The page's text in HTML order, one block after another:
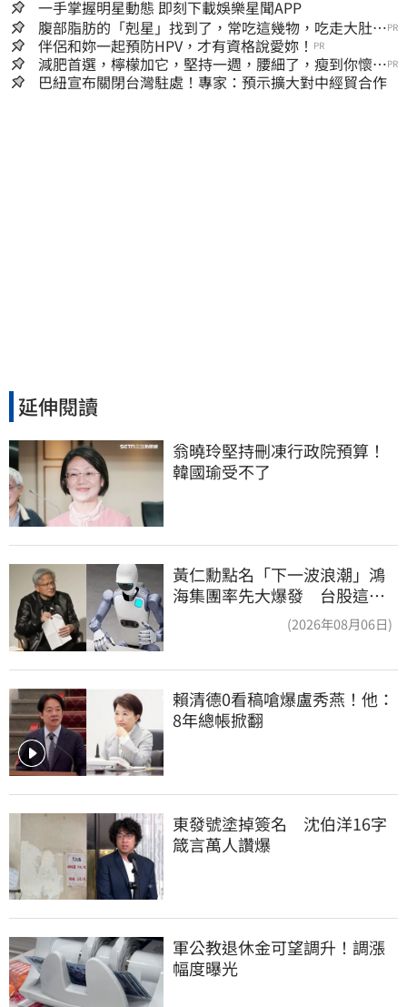
一手掌握明星動態 即刻下載娛樂星聞APP
腹部脂肪的「剋星」找到了，常吃這幾物，吃走大肚
囊，瘦出小蠻腰
PR
伴侶和妳一起預防HPV，才有資格說愛妳！ PR
減肥首選，檸檬加它，堅持一週，腰細了，瘦到你懷疑
人生
PR
巴紐宣布關閉台灣駐處！專家：預示擴大對中經貿合作
延伸閱讀
翁曉玲堅持刪凍行政院預算！
韓國瑜受不了
黃仁勳點名「下一波浪潮」鴻
海集團率先大爆發 台股這族
(2026年08月06日)
賴清德0看稿嗆爆盧秀燕！他：
8年總帳掀翻
東發號塗掉簽名　沈伯洋16字
箴言萬人讚爆
軍公教退休金可望調升！調漲
幅度曝光